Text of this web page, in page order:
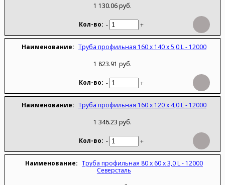
1 130.06 руб.
- +
Труба профильная 160 х 140 х 5,0 L - 12000
1 823.91 руб.
- +
Труба профильная 160 х 120 х 4,0 L - 12000
1 346.23 руб.
- +
Труба профильная 80 х 60 х 3,0 L - 12000
Северсталь